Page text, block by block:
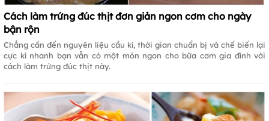
Cách làm trứng đúc thịt đơn giản ngon cơm cho ngày
bận rộn
Chẳng cần đến nguyên liệu cầu kì, thời gian chuẩn bị và chế biến lại
cực kì nhanh bạn vẫn có một món ngon cho bữa cơm gia đình với
cách làm trứng đúc thịt này.